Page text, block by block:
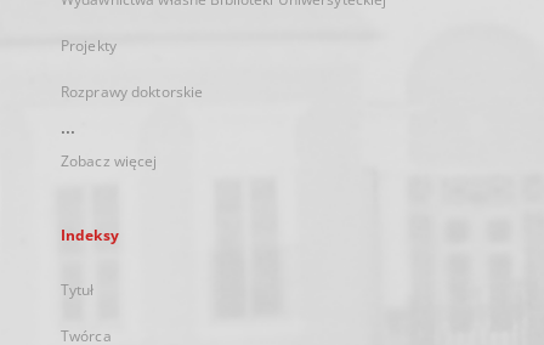
Projekty
Rozprawy doktorskie
...
Zobacz więcej
Indeksy
Tytuł
Twórca